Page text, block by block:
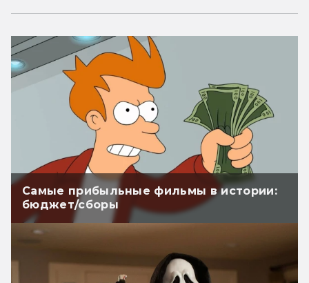
Самые прибыльные фильмы в истории:
бюджет/сборы